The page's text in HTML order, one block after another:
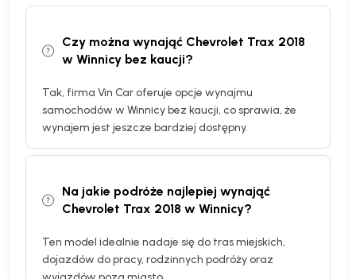
Czy można wynająć Chevrolet Trax 2018
w Winnicy bez kaucji?
Tak, firma Vin Car oferuje opcje wynajmu
samochodów w Winnicy bez kaucji, co sprawia, że
wynajem jest jeszcze bardziej dostępny.
Na jakie podróże najlepiej wynająć
Chevrolet Trax 2018 w Winnicy?
Ten model idealnie nadaje się do tras miejskich,
dojazdów do pracy, rodzinnych podróży oraz